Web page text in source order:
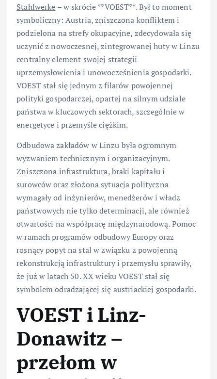
Stahlwerke – w skrócie **VOEST**. Był to moment
symboliczny: Austria, zniszczona konfliktem i
podzielona na strefy okupacyjne, zdecydowała się
uczynić z nowoczesnej, zintegrowanej huty w Linzu
centralny element swojej strategii
uprzemysłowienia i unowocześnienia gospodarki.
VOEST stał się jednym z filarów powojennej
polityki gospodarczej, opartej na silnym udziale
państwa w kluczowych sektorach, szczególnie w
energetyce i przemyśle ciężkim.
Odbudowa zakładów w Linzu była ogromnym
wyzwaniem technicznym i organizacyjnym.
Zniszczona infrastruktura, braki kapitału i
surowców oraz złożona sytuacja polityczna
wymagały od inżynierów, menedżerów i władz
państwowych nie tylko determinacji, ale również
otwartości na współpracę międzynarodową. Pomoc
w ramach programów odbudowy Europy oraz
rosnący popyt na stal w związku z powojenną
rekonstrukcją infrastruktury i przemysłu sprawiły,
że już w latach 50. XX wieku VOEST stał się
symbolem odradzającej się austriackiej gospodarki.
VOEST i Linz-
Donawitz –
przełom w